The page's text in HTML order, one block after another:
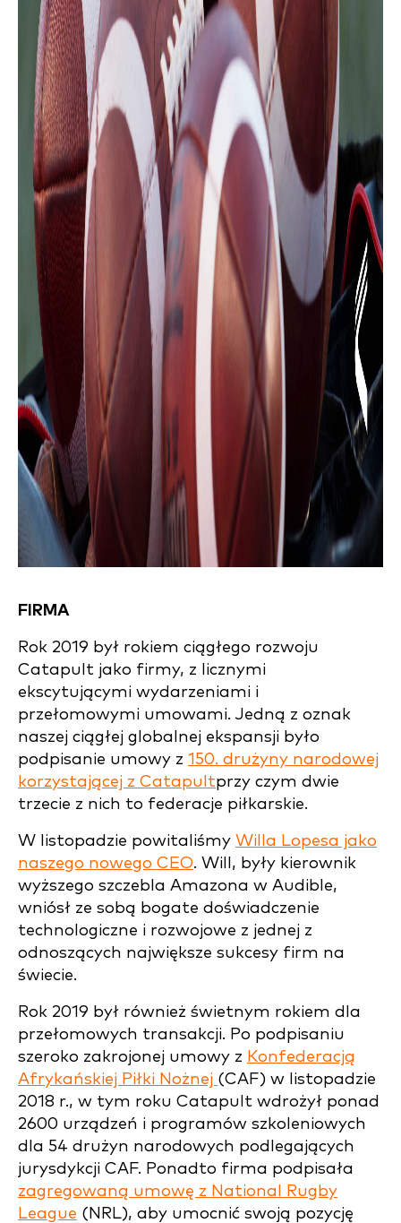
FIRMA
Rok 2019 był rokiem ciągłego rozwoju
Catapult jako firmy, z licznymi
ekscytującymi wydarzeniami i
przełomowymi umowami. Jedną z oznak
naszej ciągłej globalnej ekspansji było
podpisanie umowy z 150. drużyny narodowej
korzystającej z Catapultprzy czym dwie
trzecie z nich to federacje piłkarskie.
W listopadzie powitaliśmy Willa Lopesa jako
naszego nowego CEO. Will, były kierownik
wyższego szczebla Amazona w Audible,
wniósł ze sobą bogate doświadczenie
technologiczne i rozwojowe z jednej z
odnoszących największe sukcesy firm na
świecie.
Rok 2019 był również świetnym rokiem dla
przełomowych transakcji. Po podpisaniu
szeroko zakrojonej umowy z Konfederacją
Afrykańskiej Piłki Nożnej (CAF) w listopadzie
2018 r., w tym roku Catapult wdrożył ponad
2600 urządzeń i programów szkoleniowych
dla 54 drużyn narodowych podlegających
jurysdykcji CAF. Ponadto firma podpisała
zagregowaną umowę z National Rugby
League (NRL), aby umocnić swoją pozycję